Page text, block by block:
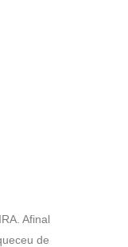
Afinal
de